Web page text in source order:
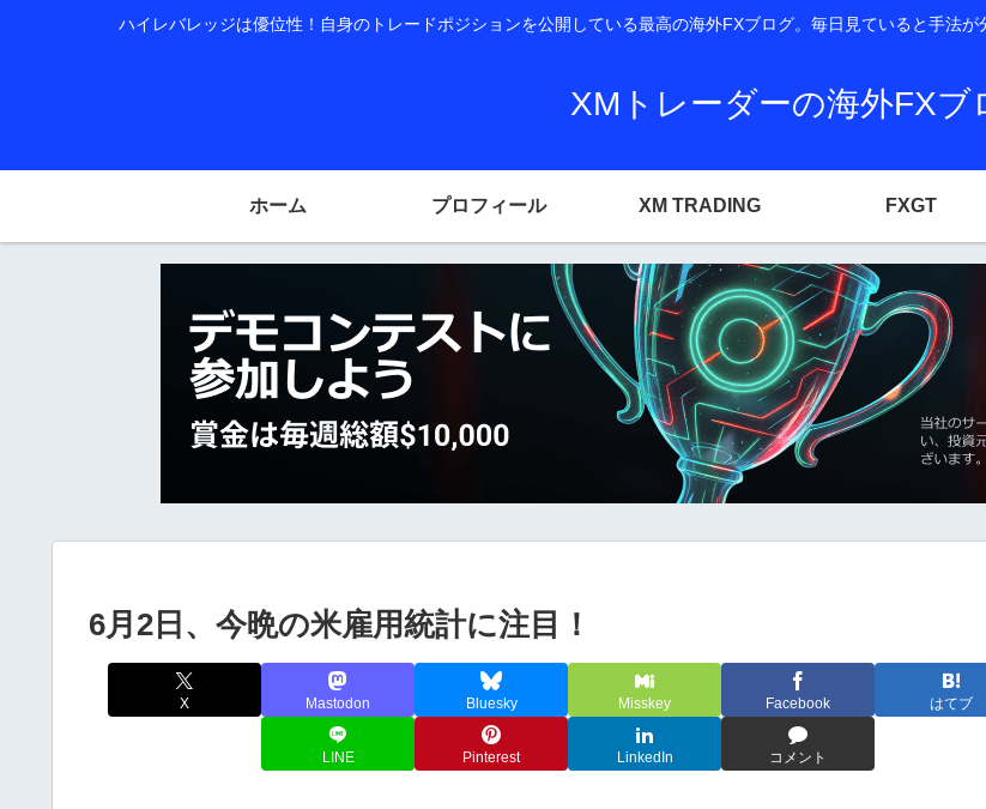
ハイレバレッジは優位性！自身のトレードポジションを公開している最高の海外FXブログ。毎日見ていると手法
XMトレーダーの海外FXブ
ホーム プロフィール XM TRADING FXGT
6月2日、今晩の米雇用統計に注目！
X Mastodon Bluesky Misskey Facebook はてブ
LINE Pinterest LinkedIn コメント